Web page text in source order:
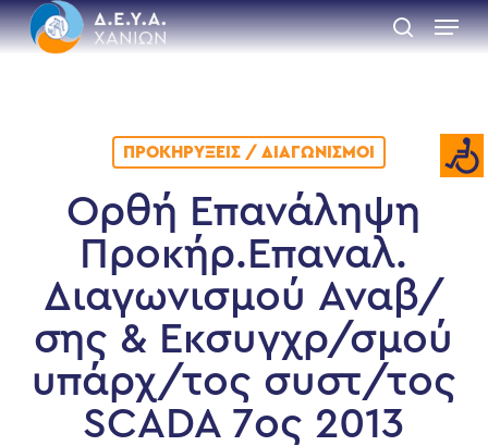
Skip
to
main
search
Menu
ΠΡΟΚΗΡΎΞΕΙΣ / ΔΙΑΓΩΝΙΣΜΟΊ
Ορθή Επανάληψη
Προκήρ.Επαναλ.
Διαγωνισμού Αναβ/
σης & Εκσυγχρ/σμού
υπάρχ/τος συστ/τος
SCADA 7ος 2013